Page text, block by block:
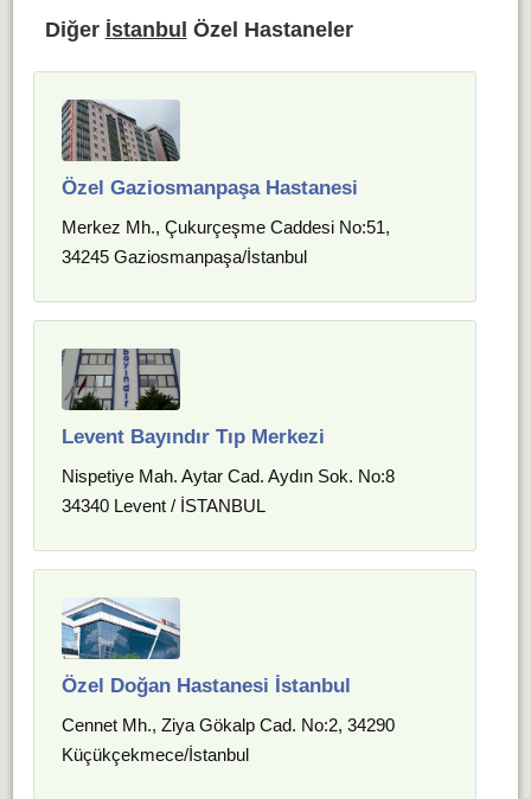
Diğer İstanbul Özel Hastaneler
Özel Gaziosmanpaşa Hastanesi
Merkez Mh., Çukurçeşme Caddesi No:51,
34245 Gaziosmanpaşa/İstanbul
Levent Bayındır Tıp Merkezi
Nispetiye Mah. Aytar Cad. Aydın Sok. No:8
34340 Levent / İSTANBUL
Özel Doğan Hastanesi İstanbul
Cennet Mh., Ziya Gökalp Cad. No:2, 34290
Küçükçekmece/İstanbul